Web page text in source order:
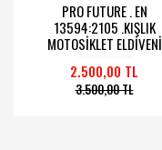
PRO FUTURE . EN
13594:2105 .KIŞLIK
MOTOSİKLET ELDİVENİ
2.500,00 TL
3.500,00 TL